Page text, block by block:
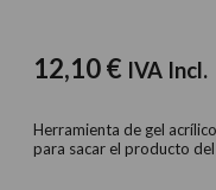
12,10€ IVA Incl.
Herramienta de gel
para sacar el producto